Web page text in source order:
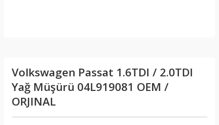
Volkswagen Passat 1.6TDI / 2.0TDI
Yağ Müşürü 04L919081 OEM /
ORJINAL